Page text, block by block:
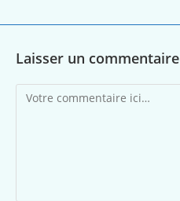
Laisser un commentaire